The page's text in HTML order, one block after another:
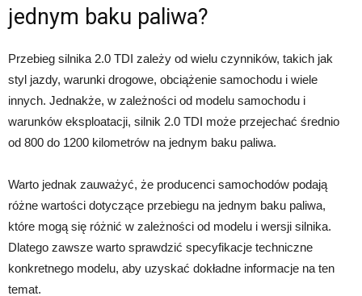
jednym baku paliwa?
Przebieg silnika 2.0 TDI zależy od wielu czynników, takich jak
styl jazdy, warunki drogowe, obciążenie samochodu i wiele
innych. Jednakże, w zależności od modelu samochodu i
warunków eksploatacji, silnik 2.0 TDI może przejechać średnio
od 800 do 1200 kilometrów na jednym baku paliwa.
Warto jednak zauważyć, że producenci samochodów podają
różne wartości dotyczące przebiegu na jednym baku paliwa,
które mogą się różnić w zależności od modelu i wersji silnika.
Dlatego zawsze warto sprawdzić specyfikacje techniczne
konkretnego modelu, aby uzyskać dokładne informacje na ten
temat.